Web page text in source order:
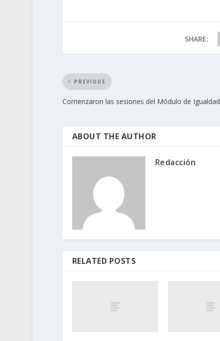
SHARE:
PREVIOUS
Comenzaron las sesiones del Módulo de Igualdad
ABOUT THE AUTHOR
Redacción
RELATED POSTS